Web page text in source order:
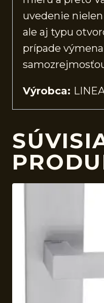
uvedenie
ale aj typu
prípade
Výrobca: